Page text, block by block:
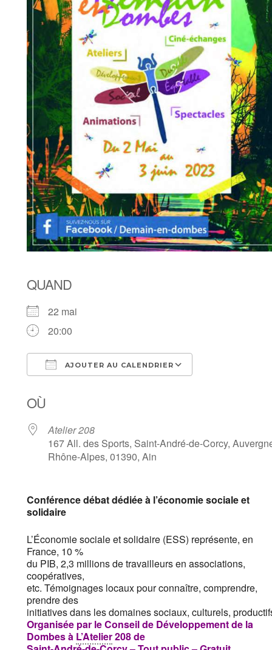
QUAND
22 mai
20:00
AJOUTER AU CALENDRIER
OÙ
Atelier 208
167 All. des Sports, Saint-André-de-Corcy,
Rhône-Alpes, 01390, Ain
Conférence débat dédiée à l’économie sociale et
solidaire
L’Économie sociale etsolidaire(ESS) représente, en
France, 10 %
du PIB, 2,3 millions de travailleurs en associations,
coopératives,
etc. Témoignages locaux pour connaître, comprendre,
prendre des
initiatives dans les domaines sociaux, culturels,
Organisée par le Conseil de Développement de la
Dombes à L’Atelier208 de